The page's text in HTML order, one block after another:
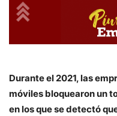
Durante el 2021, las
móviles bloquearon un
en los que se detectó